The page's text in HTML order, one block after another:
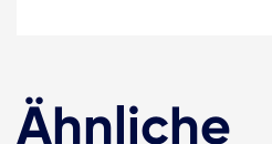
Ähnliche